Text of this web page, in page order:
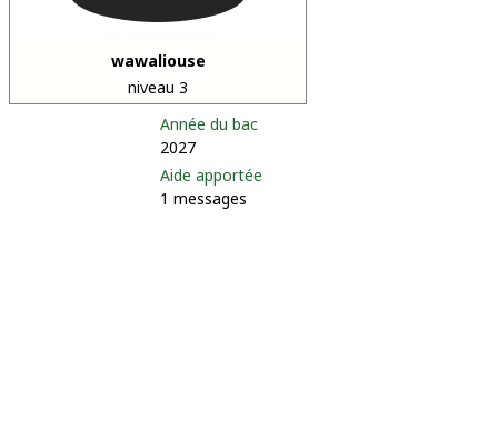
wawaliouse
niveau 3
Année du bac
2027
Aide apportée
1 messages